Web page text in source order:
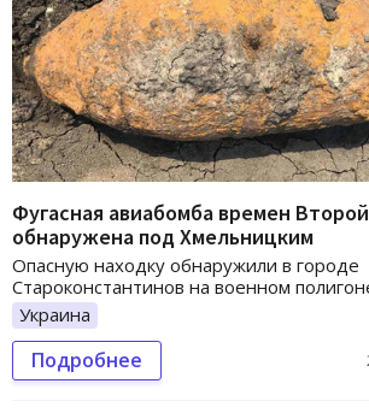
Фугасная авиабомба времен
обнаружена под Хмельницким
Опасную находку обнаружили в городе
Староконстантинов на военном
Украина
Подробнее